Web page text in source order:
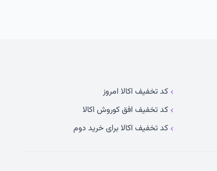
کد تخفیف اکالا امروز
کد تخفیف افق کوروش اکالا
کد تخفیف اکالا برای خرید دوم